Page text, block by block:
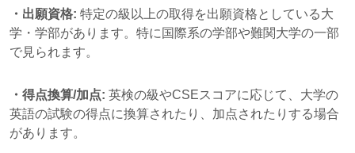
・出願資格: 特定の級以上の取得を出願資格としている大
学・学部があります。特に国際系の学部や難関大学の一部
で見られます。
・得点換算/加点: 英検の級やCSEスコアに応じて、大学の
英語の試験の得点に換算されたり、加点されたりする場合
があります。